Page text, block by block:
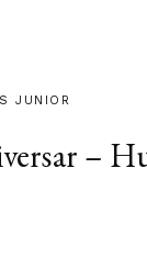
JUNIOR
–